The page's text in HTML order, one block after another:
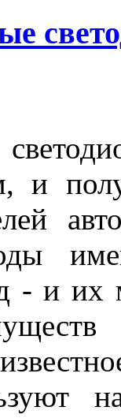
и
- и их